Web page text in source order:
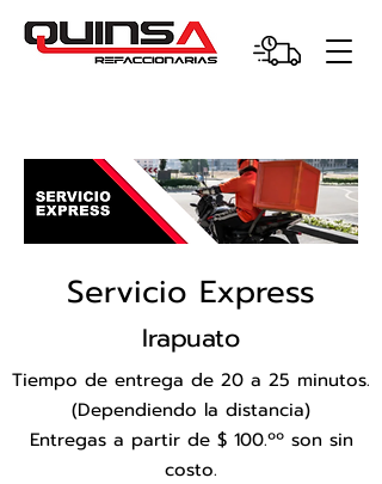
Servicio Express
Irapuato
Tiempo de entrega de 20 a 25 minutos.
(Dependiendo la distancia)
Entregas a partir de $ 100.ºº son sin
costo.